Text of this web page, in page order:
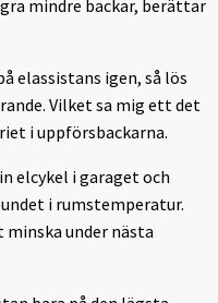
mindre backar, berättar
elassistans igen, så lös
Vilket sa mig ett det
i uppförsbackarna.
elcykel i garaget och
i rumstemperatur.
under nästa